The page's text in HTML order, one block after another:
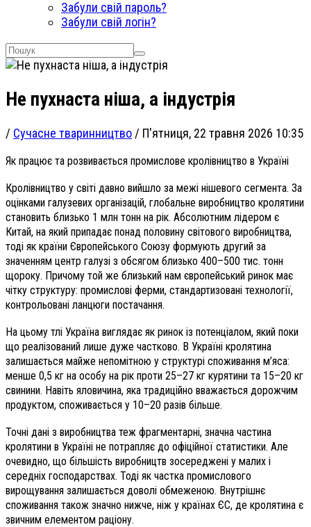
Забули свій пароль?
Забули свій логін?
Не пухнаста ніша, а індустрія
/ Сучасне тваринництво / П'ятниця, 22 травня 2026 10:35
Як працює та розвивається промислове кролівництво в Україні
Кролівництво у світі давно вийшло за межі нішевого сегмента. За
оцінками галузевих організацій, глобальне виробництво кролятини
становить близько 1 млн тонн на рік. Абсолютним лідером є
Китай, на який припадає понад половину світового виробництва,
тоді як країни Європейського Союзу формують другий за
значенням центр галузі з обсягом близько 400–500 тис. тонн
щороку. Причому той же близький нам європейський ринок має
чітку структуру: промислові ферми, стандартизовані технології,
контрольовані ланцюги постачання.
На цьому тлі Україна виглядає як ринок із потенціалом, який поки
що реалізований лише дуже частково. В Україні кролятина
залишається майже непомітною у структурі споживання м’яса:
менше 0,5 кг на особу на рік проти 25–27 кг курятини та 15–20 кг
свинини. Навіть яловичина, яка традиційно вважається дорожчим
продуктом, споживається у 10–20 разів більше.
Точні дані з виробництва теж фрагментарні, значна частина
кролятини в Україні не потрапляє до офіційної статистики. Але
очевидно, що більшість виробництв зосереджені у малих і
середніх господарствах. Тоді як частка промислового
вирощування залишається доволі обмеженою. Внутрішнє
споживання також значно нижче, ніж у країнах ЄС, де кролятина є
звичним елементом раціону.